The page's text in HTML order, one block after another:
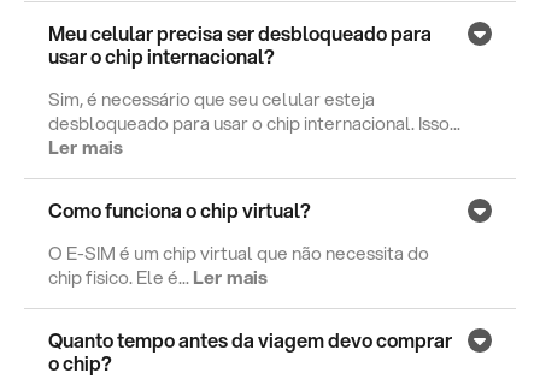
Meu celular precisa ser desbloqueado para
usar o chip internacional?
Sim, é necessário que seu celular esteja
desbloqueado para usar o chip internacional. Isso...
Ler mais
Como funciona o chip virtual?
O E-SIM é um chip virtual que não necessita do
chip fisico. Ele é...Ler mais
Quanto tempo antes da viagem devo comprar
o chip?